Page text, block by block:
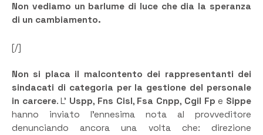
Non vediamo un barlume di luce che dia la speranza
di un cambiamento.
[/]
Non si placa il malcontento dei rappresentanti dei
sindacati di categoria per la gestione del personale
in carcere. L’ Uspp, Fns Cisl, Fsa Cnpp, Cgil Fpe Sippe
hanno inviato l’ennesima nota al provveditore
denunciando ancora una volta che: direzione